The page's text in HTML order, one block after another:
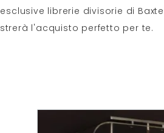
librerie divisorie di
l'acquisto perfetto per te.